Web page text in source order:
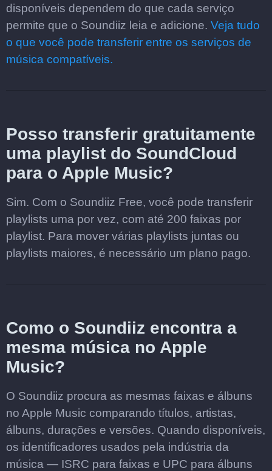
disponíveis dependem do que cada serviço
permite que o Soundiiz leia e adicione. Veja tudo
o que você pode transferir entre os serviços de
música compatíveis.
Posso transferir gratuitamente
uma playlist do SoundCloud
para o Apple Music?
Sim. Com o Soundiiz Free, você pode transferir
playlists uma por vez, com até 200 faixas por
playlist. Para mover várias playlists juntas ou
playlists maiores, é necessário um plano pago.
Como o Soundiiz encontra a
mesma música no Apple
Music?
O Soundiiz procura as mesmas faixas e álbuns
no Apple Music comparando títulos, artistas,
álbuns, durações e versões. Quando disponíveis,
os identificadores usados pela indústria da
música — ISRC para faixas e UPC para álbuns